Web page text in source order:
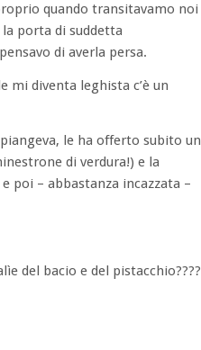
quando transitavamo noi
porta di suddetta
di averla persa.
mi diventa leghista c’è un
le ha offerto subito un
di verdura!) e la
poi – abbastanza incazzata –
del bacio e del pistacchio????